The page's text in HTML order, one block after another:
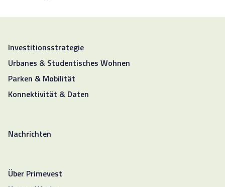
Investitionsstrategie
Urbanes & Studentisches Wohnen
Parken & Mobilität
Konnektivität & Daten
Nachrichten
Über Primevest